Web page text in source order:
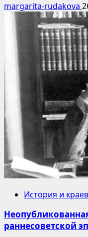
margarita-rudakova
История и
раннесоветской